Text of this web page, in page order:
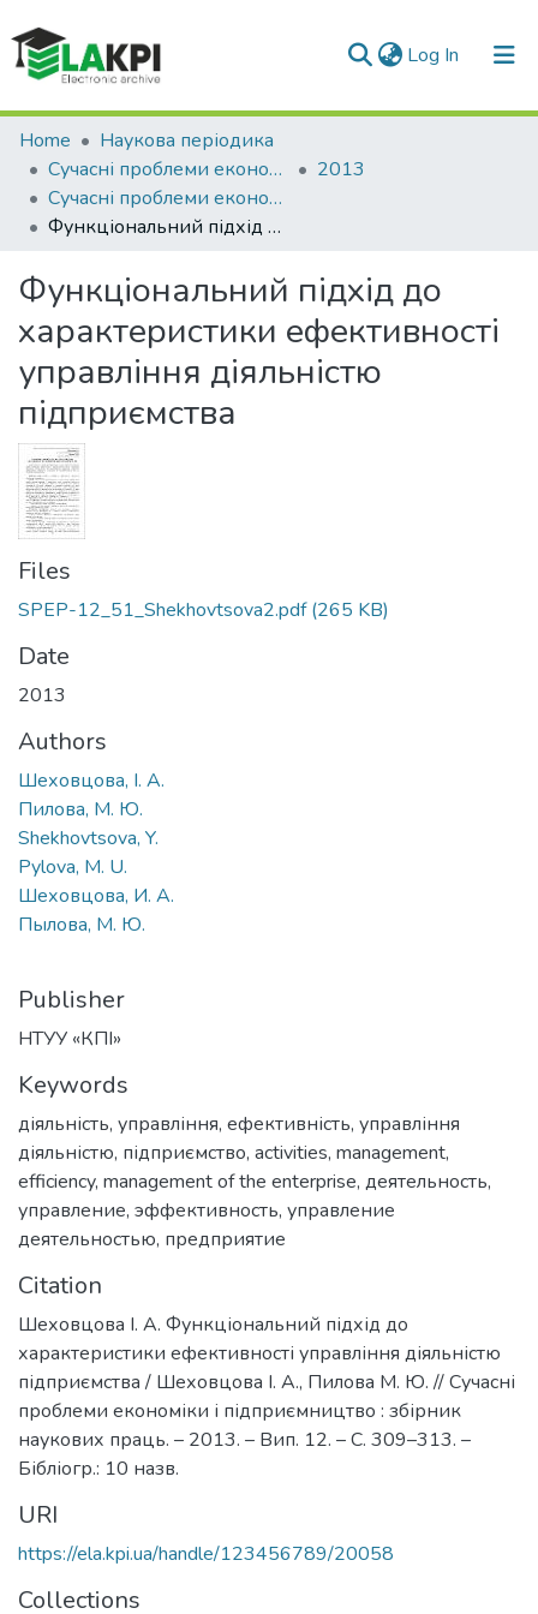
Log In (current)
Communities & Collections
All of DSpace
Statistics
Home
Наукова періодика
Сучасні проблеми економіки і підприємництво
2013
Сучасні проблеми економіки і підприємництво: збірник наукових праць, Вип. 12
Функціональний підхід до характеристики ефективності управління діяльністю підприємства
Функціональний підхід до
характеристики ефективності
управління діяльністю
підприємства
Files
SPEP-12_51_Shekhovtsova2.pdf(265 KB)
Date
2013
Authors
Шеховцова, І. А.
Пилова, М. Ю.
Shekhovtsova, Y.
Pylova, M. U.
Шеховцова, И. А.
Пылова, М. Ю.
Publisher
НТУУ «КПІ»
Keywords
діяльність, управління, ефективність, управління
діяльністю, підприємство, activities, management,
efficiency, management of the enterprise, деятельность,
управление, эффективность, управление
деятельностью, предприятие
Citation
Шеховцова І. А. Функціональний підхід до
характеристики ефективності управління діяльністю
підприємства / Шеховцова І. А., Пилова М. Ю. // Сучасні
проблеми економіки і підприємництво : збірник
наукових праць. – 2013. – Вип. 12. – С. 309–313. –
Бібліогр.: 10 назв.
URI
https://ela.kpi.ua/handle/123456789/20058
Collections